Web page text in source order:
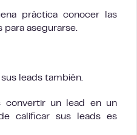
práctica conocer las
para asegurarse.
leads también.
convertir un lead en un
calificar sus leads es